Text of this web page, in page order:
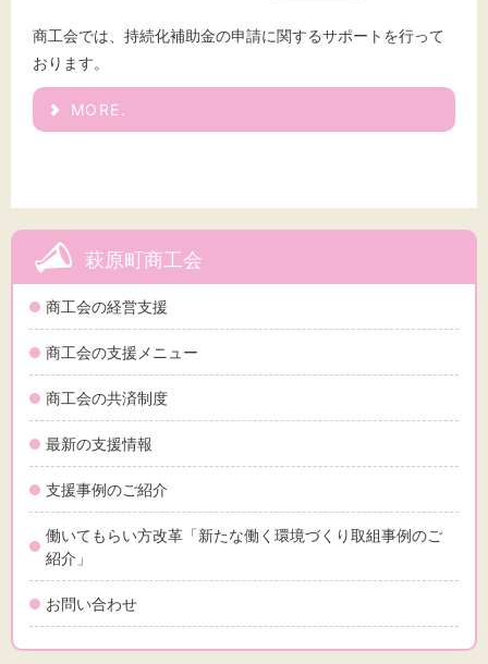
萩原町商工会
商工会の経営支援
商工会の支援メニュー
商工会の共済制度
最新の支援情報
支援事例のご紹介
働いてもらい方改革「新たな働く環境づくり取組事例のご
紹介」
お問い合わせ
商工会では、持続化補助金の申請に関するサポートを行って
おります。
MORE.